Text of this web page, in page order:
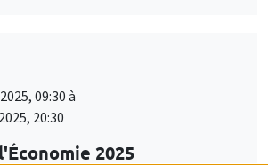
09:30 à
20:30
2025